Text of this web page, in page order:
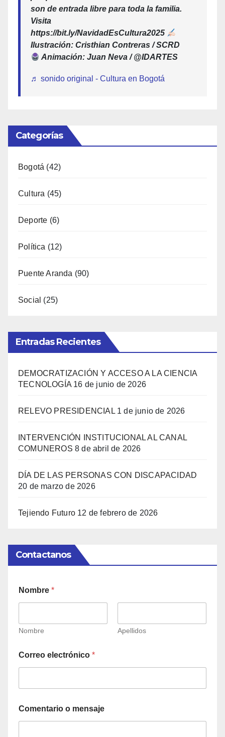
son de entrada libre para toda la familia.
Visita
https://bit.ly/NavidadEsCultura2025
Ilustración: Cristhian Contreras / SCRD
Animación: Juan Neva / @IDARTES
♬ sonido original - Cultura en Bogotá
Categorías
Bogotá (42)
Cultura (45)
Deporte (6)
Política (12)
Puente Aranda (90)
Social (25)
Entradas Recientes
DEMOCRATIZACIÓN Y ACCESO A LA CIENCIA
TECNOLOGÍA 16 de junio de 2026
RELEVO PRESIDENCIAL 1 de junio de 2026
INTERVENCIÓN INSTITUCIONAL AL CANAL
COMUNEROS 8 de abril de 2026
DÍA DE LAS PERSONAS CON DISCAPACIDAD
20 de marzo de 2026
Tejiendo Futuro 12 de febrero de 2026
Contactanos
Nombre *
Nombre Apellidos
Correo electrónico *
Comentario o mensaje